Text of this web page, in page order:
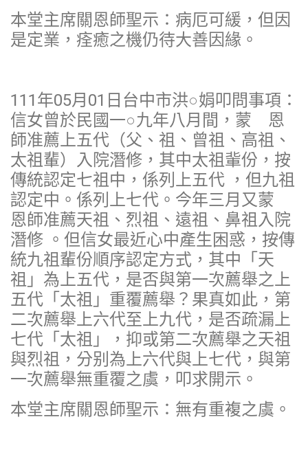
本堂主席關恩師聖示：病厄可緩，但因
是定業，痊癒之機仍待大善因緣。
111年05月01日台中市洪○娟叩問事項：
信女曾於民國一○九年八月間，蒙 恩
師准薦上五代（父、祖、曾祖、高祖、
太祖輩）入院潛修，其中太祖軰份，按
傳統認定七祖中，係列上五代 ，但九祖
認定中。係列上七代。今年三月又蒙
恩師准薦天祖、烈祖、遠祖、鼻祖入院
潛修 。但信女最近心中產生困惑，按傳
統九祖輩份順序認定方式，其中「天
祖」為上五代，是否與第一次薦舉之上
五代「太祖」重覆薦舉？果真如此，第
二次薦舉上六代至上九代，是否疏漏上
七代「太祖」，抑或第二次薦舉之天祖
與烈祖，分别為上六代與上七代，與第
一次薦舉無重覆之虞，叩求開示。
本堂主席關恩師聖示：無有重複之虞。